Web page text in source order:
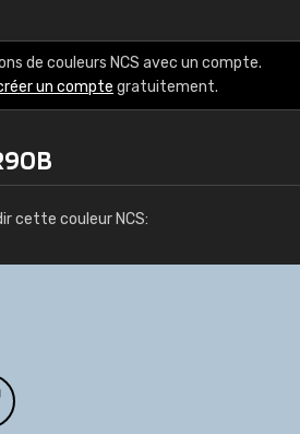
de couleurs NCS avec un compte.
un compte gratuitement.
cette couleur NCS: